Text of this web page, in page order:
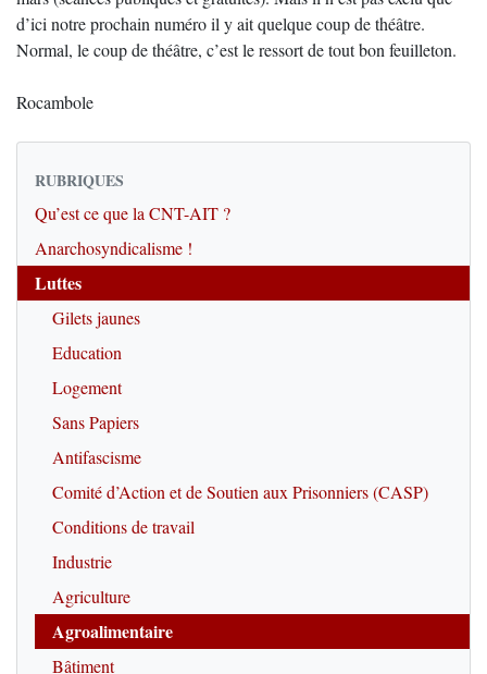
d’ici notre prochain numéro il y ait quelque coup de théâtre.
Normal, le coup de théâtre, c’est le ressort de tout bon feuilleton.
Rocambole
RUBRIQUES
Qu’est ce que la CNT-AIT ?
Anarchosyndicalisme !
Luttes
Gilets jaunes
Education
Logement
Sans Papiers
Antifascisme
Comité d’Action et de Soutien aux Prisonniers (CASP)
Conditions de travail
Industrie
Agriculture
Agroalimentaire
Bâtiment